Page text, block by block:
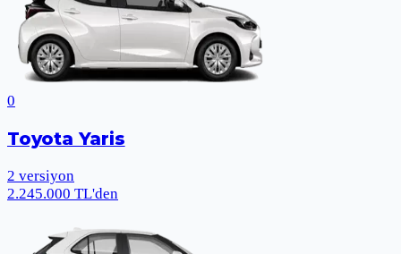
0
Toyota Yaris
2 versiyon
2.245.000 TL'den